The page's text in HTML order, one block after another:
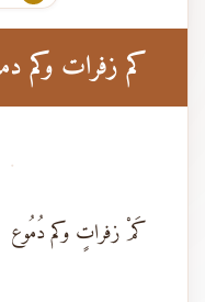
كم زفرات وكم
كَمْ زفراتٍ وكم دُمُوع